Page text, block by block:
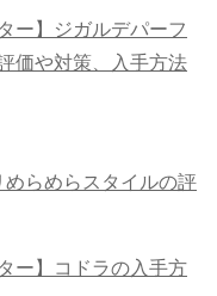
ー】ジガルデパーフ
価や対策、入手方法
めらめらスタイルの評
ー】コドラの入手方